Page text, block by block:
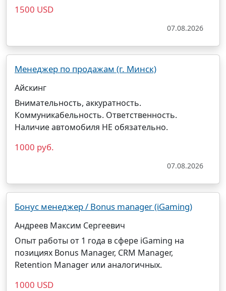
1500 USD
07.08.2026
Менеджер по продажам (г. Минск)
Айскинг
Внимательность, аккуратность.
Коммуникабельность. Ответственность.
Наличие автомобиля НЕ обязательно.
1000 руб.
07.08.2026
Бонус менеджер / Bonus manager (iGaming)
Андреев Максим Сергеевич
Опыт работы от 1 года в сфере iGaming на
позициях Bonus Manager, CRM Manager,
Retention Manager или аналогичных.
1000 USD